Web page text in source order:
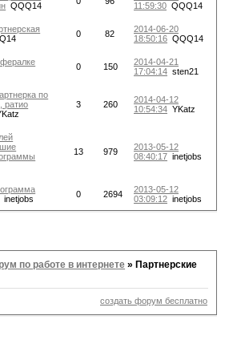
QQQ14
11:59:30 QQQ14
0 82
2014-06-20
18:50:16 QQQ14
0 150
2014-04-21
17:04:14 sten21
по
ратио
3 260
2014-04-12
10:54:34 YKatz
13 979
2013-05-12
08:40:17 inetjobs
inetjobs 0 2694
2013-05-12
03:09:12 inetjobs
по работе в интернете »Партнерские
создать форум бесплатно